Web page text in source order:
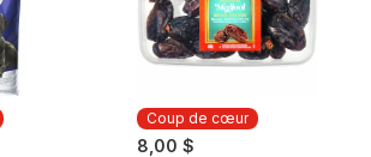
Coup de cœur
8,00 $